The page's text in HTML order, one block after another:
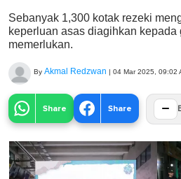
Sebanyak 1,300 kotak rezeki
keperluan asas diagihkan kepada
memerlukan.
By Akmal Redzwan | 04 Mar 2025, 09:02
Share Share −